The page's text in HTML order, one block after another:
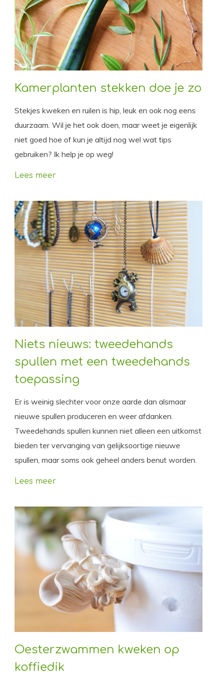
Kamerplanten stekken doe je zo
Stekjes kweken en ruilen is hip, leuk en ook nog eens
duurzaam. Wil je het ook doen, maar weet je eigenlijk
niet goed hoe of kun je altijd nog wel wat tips
gebruiken? Ik help je op weg!
Lees meer
Niets nieuws: tweedehands
spullen met een tweedehands
toepassing
Er is weinig slechter voor onze aarde dan alsmaar
nieuwe spullen produceren en weer afdanken.
Tweedehands spullen kunnen niet alleen een uitkomst
bieden ter vervanging van gelijksoortige nieuwe
spullen, maar soms ook geheel anders benut worden.
Lees meer
Oesterzwammen kweken op
koffiedik